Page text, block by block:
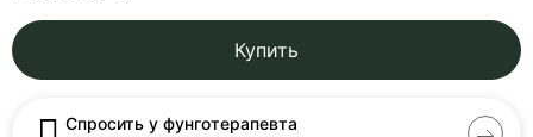
Купить
Спросить у фунготерапевта